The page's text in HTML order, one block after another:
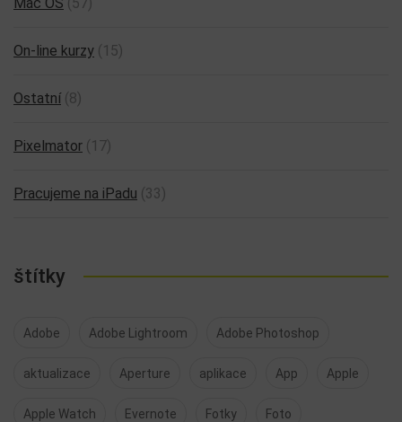
On-line kurzy (15)
Ostatní (8)
Pixelmator (17)
Pracujeme na iPadu (33)
štítky
Adobe Adobe Lightroom Adobe Photoshop
aktualizace Aperture aplikace App Apple
Apple Watch Evernote Fotky Foto